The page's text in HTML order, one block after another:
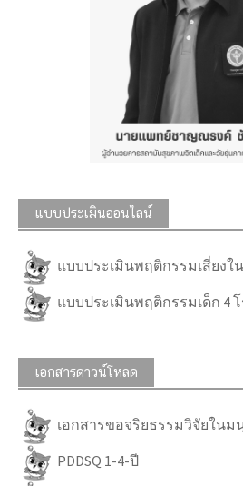
แบบประเมินออนไลน์
แบบประเมินพฤติกรรมเสี่ยงใ
แบบประเมินพฤติกรรมเด็ก 4
เอกสารดาวน์โหลด
เอกสารขอจริยธรรมวิจัยในม
PDDSQ 1-4-ปี